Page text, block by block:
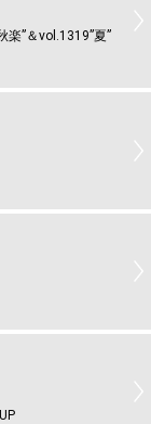
”＆vol.1319”夏”